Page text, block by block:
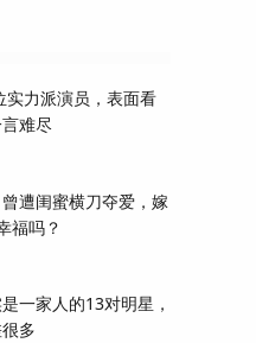
实力派演员，表面看
难尽
遭闺蜜横刀夺爱，嫁
福吗？
一家人的13对明星，
多